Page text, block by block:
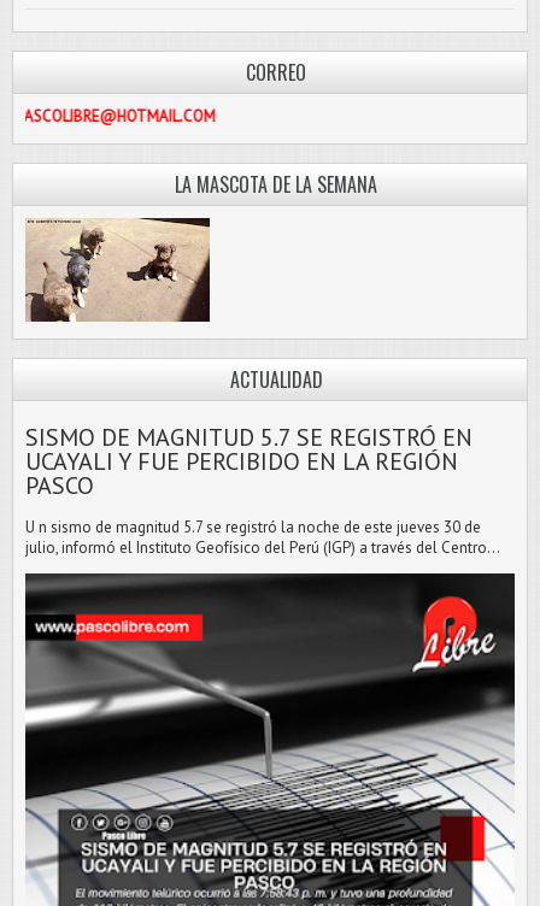
CORREO
PASCOLIBRE@HOTMAIL.COM
LA MASCOTA DE LA SEMANA
ACTUALIDAD
SISMO DE MAGNITUD 5.7 SE REGISTRÓ EN
UCAYALI Y FUE PERCIBIDO EN LA REGIÓN
PASCO
U n sismo de magnitud 5.7 se registró la noche de este jueves 30 de
julio, informó el Instituto Geofísico del Perú (IGP) a través del Centro...